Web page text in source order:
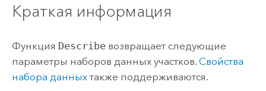
Краткая информация
Функция Describeвозвращает следующие
параметры наборов данных участков. Свойства
набора данныхтакже поддерживаются.